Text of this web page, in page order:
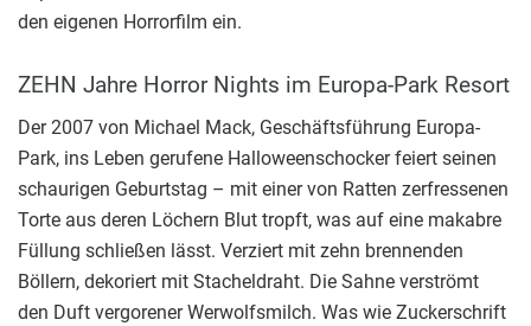
den eigenen Horrorfilm ein.
ZEHN Jahre Horror Nights im Europa-Park Resort
Der 2007 von Michael Mack, Geschäftsführung Europa-
Park, ins Leben gerufene Halloweenschocker feiert seinen
schaurigen Geburtstag – mit einer von Ratten zerfressenen
Torte aus deren Löchern Blut tropft, was auf eine makabre
Füllung schließen lässt. Verziert mit zehn brennenden
Böllern, dekoriert mit Stacheldraht. Die Sahne verströmt
den Duft vergorener Werwolfsmilch. Was wie Zuckerschrift